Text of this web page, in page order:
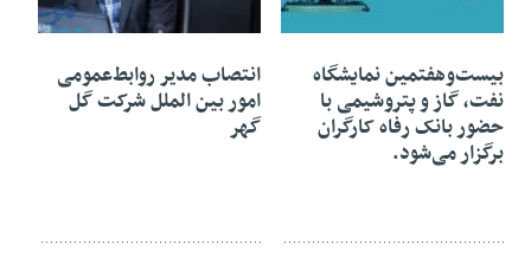
بیست‌وهفتمین نمایشگاه
نفت، گاز و پتروشیمی با
حضور بانک رفاه کارگران
برگزار می‌شود.
انتصاب مدیر روابط‌عمومی‌
امور بین الملل شرکت گل
گهر